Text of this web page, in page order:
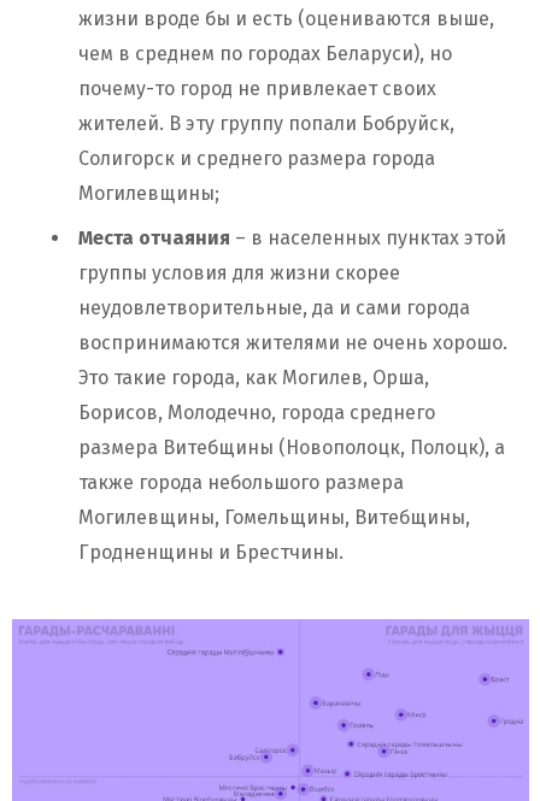
жизни вроде бы и есть (оцениваются выше,
чем в среднем по городах Беларуси), но
почему-то город не привлекает своих
жителей. В эту группу попали Бобруйск,
Солигорск и среднего размера города
Могилевщины;
Места отчаяния – в населенных пунктах этой
группы условия для жизни скорее
неудовлетворительные, да и сами города
воспринимаются жителями не очень хорошо.
Это такие города, как Могилев, Орша,
Борисов, Молодечно, города среднего
размера Витебщины (Новополоцк, Полоцк), а
также города небольшого размера
Могилевщины, Гомельщины, Витебщины,
Гродненщины и Брестчины.